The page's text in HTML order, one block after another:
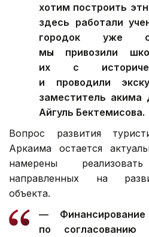
хотим построить
здесь работали
городок уже
мы привозили
их с
и проводили
заместитель акима
Айгуль Бектемисова.
Вопрос развития
Аркаима остается
намерены
направленных на
объекта.
—
по согласованию